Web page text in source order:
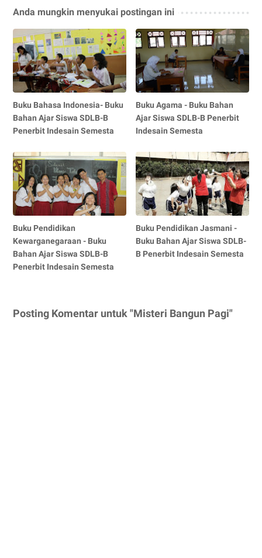
Anda mungkin menyukai postingan ini
Buku Bahasa Indonesia- Buku
Bahan Ajar Siswa SDLB-B
Penerbit Indesain Semesta
Buku Agama - Buku Bahan
Ajar Siswa SDLB-B Penerbit
Indesain Semesta
Buku Pendidikan
Kewarganegaraan - Buku
Bahan Ajar Siswa SDLB-B
Penerbit Indesain Semesta
Buku Pendidikan Jasmani -
Buku Bahan Ajar Siswa SDLB-
B Penerbit Indesain Semesta
Posting Komentar untuk "Misteri Bangun Pagi"